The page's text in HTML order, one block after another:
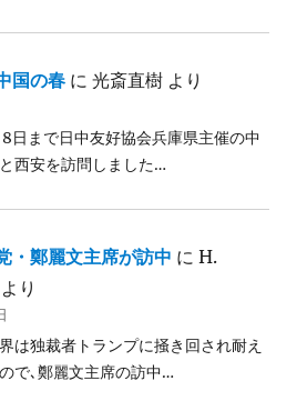
国の春 に光斎直樹 より
日まで日中友好協会兵庫県主催の中
西安を訪問しました…
・鄭麗文主席が訪中 にH.
より
は独裁者トランプに掻き回され耐え
で､鄭麗文主席の訪中…